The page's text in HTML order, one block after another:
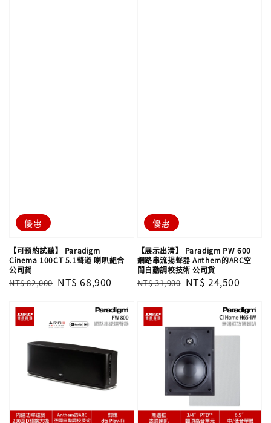
優惠
【可預約試聽】 Paradigm
Cinema 100CT 5.1聲道 喇叭組合
公司貨
Regular
NT$ 82,000 Sale
NT$ 68,900
優惠
【展示出清】 Paradigm PW 600
網路串流揚聲器 Anthem的ARC空
間自動調校技術 公司貨
Regular
NT$ 31,900 Sale
NT$ 24,500